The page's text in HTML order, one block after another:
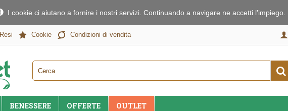
I cookie ci aiutano a fornire i nostri servizi. Continuando a navigare ne accetti l'impiego.
Resi Cookie Condizioni di vendita
BENESSERE OFFERTE OUTLET